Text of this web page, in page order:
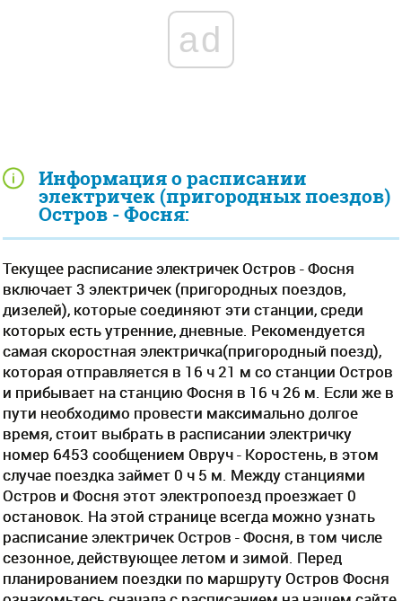
Информация о расписании
электричек (пригородных поездов)
Остров - Фосня:
Текущее расписание электричек Остров - Фосня
включает 3 электричек (пригородных поездов,
дизелей), которые соединяют эти станции, среди
которых есть утренние, дневные. Рекомендуется
самая скоростная электричка(пригородный поезд),
которая отправляется в 16 ч 21 м со станции Остров
и прибывает на станцию Фосня в 16 ч 26 м. Если же в
пути необходимо провести максимально долгое
время, стоит выбрать в расписании электричку
номер 6453 сообщением Овруч - Коростень, в этом
случае поездка займет 0 ч 5 м. Между станциями
Остров и Фосня этот электропоезд проезжает 0
остановок. На этой странице всегда можно узнать
расписание электричек Остров - Фосня, в том числе
сезонное, действующее летом и зимой. Перед
планированием поездки по маршруту Остров Фосня
ad